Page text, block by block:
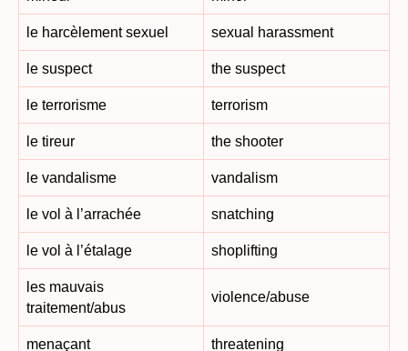
le harcèlement sexuel sexual harassment
le suspect the suspect
le terrorisme terrorism
le tireur the shooter
le vandalisme vandalism
le vol à l’arrachée snatching
le vol à l’étalage shoplifting
les mauvais
traitement/abus
violence/abuse
menaçant threatening